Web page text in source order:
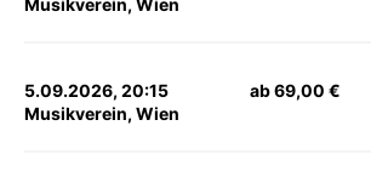
Musikverein, Wien
5.09.2026, 20:15
Musikverein, Wien
ab 69,00 €